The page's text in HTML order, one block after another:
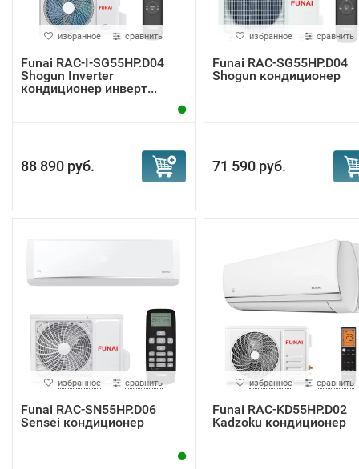
избранное сравнить
Funai RAC-I-SG55HP.D04
Shogun Inverter
кондиционер инверт...
88 890 руб.
избранное сравнить
Funai RAC-SG55HP.D04
Shogun кондиционер
71 590 руб.
избранное сравнить
Funai RAC-SN55HP.D06
Sensei кондиционер
избранное сравнить
Funai RAC-KD55HP.D02
Kadzoku кондиционер